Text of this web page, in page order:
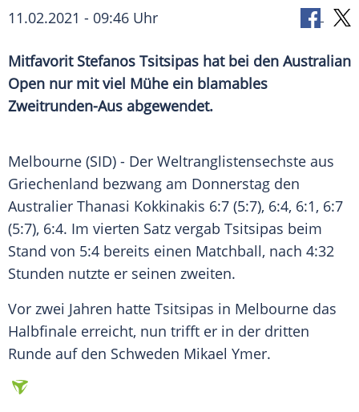
11.02.2021 - 09:46 Uhr
Mitfavorit Stefanos Tsitsipas hat bei den Australian
Open nur mit viel Mühe ein blamables
Zweitrunden-Aus abgewendet.
Melbourne (SID) - Der Weltranglistensechste aus
Griechenland bezwang am Donnerstag den
Australier Thanasi Kokkinakis 6:7 (5:7), 6:4, 6:1, 6:7
(5:7), 6:4. Im vierten Satz vergab Tsitsipas beim
Stand von 5:4 bereits einen Matchball, nach 4:32
Stunden nutzte er seinen zweiten.
Vor zwei Jahren hatte Tsitsipas in Melbourne das
Halbfinale erreicht, nun trifft er in der dritten
Runde auf den Schweden Mikael Ymer.